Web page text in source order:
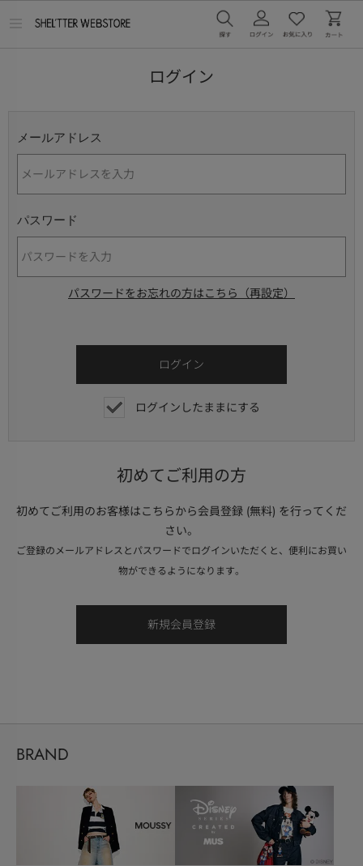
ログイン
メールアドレス
パスワード
パスワードをお忘れの方はこちら（再設定）
ログインしたままにする
初めてご利用の方
初めてご利用のお客様はこちらから会員登録 (無料) を行ってくだ
さい。
ご登録のメールアドレスとパスワードでログインいただくと、便利にお買い
物ができるようになります。
BRAND